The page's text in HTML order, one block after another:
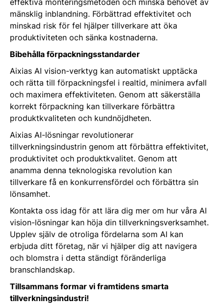
effektiva monteringsmetoden och minska behovet av
mänsklig inblandning. Förbättrad effektivitet och
minskad risk för fel hjälper tillverkare att öka
produktiviteten och sänka kostnaderna.
Bibehålla förpackningsstandarder
Aixias AI vision-verktyg kan automatiskt upptäcka
och rätta till förpackningsfel i realtid, minimera avfall
och maximera effektiviteten. Genom att säkerställa
korrekt förpackning kan tillverkare förbättra
produktkvaliteten och kundnöjdheten.
Aixias AI-lösningar revolutionerar
tillverkningsindustrin genom att förbättra effektivitet,
produktivitet och produktkvalitet. Genom att
anamma denna teknologiska revolution kan
tillverkare få en konkurrensfördel och förbättra sin
lönsamhet.
Kontakta oss idag för att lära dig mer om hur våra AI
vision-lösningar kan höja din tillverkningsverksamhet.
Upplev själv de otroliga fördelarna som AI kan
erbjuda ditt företag, när vi hjälper dig att navigera
och blomstra i detta ständigt föränderliga
branschlandskap.
Tillsammans formar vi framtidens smarta
tillverkningsindustri!